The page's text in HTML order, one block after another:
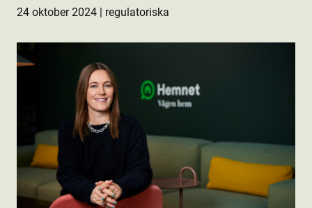
24 oktober 2024 | regulatoriska